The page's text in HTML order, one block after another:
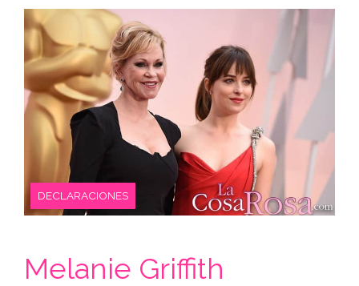
DECLARACIONES
Melanie Griffith